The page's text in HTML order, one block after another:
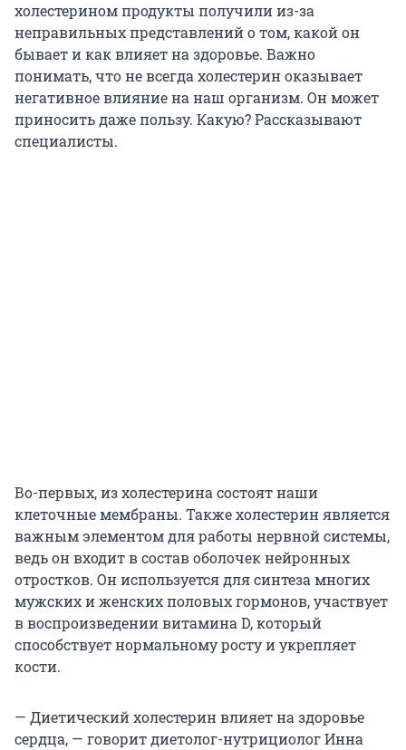
холестерином продукты получили из-за
неправильных представлений о том, какой он
бывает и как влияет на здоровье. Важно
понимать, что не всегда холестерин оказывает
негативное влияние на наш организм. Он может
приносить даже пользу. Какую? Рассказывают
специалисты.
Во-первых, из холестерина состоят наши
клеточные мембраны. Также холестерин является
важным элементом для работы нервной системы,
ведь он входит в состав оболочек нейронных
отростков. Он используется для синтеза многих
мужских и женских половых гормонов, участвует
в воспроизведении витамина D, который
способствует нормальному росту и укрепляет
кости.
— Диетический холестерин влияет на здоровье
сердца, — говорит диетолог-нутрициолог Инна